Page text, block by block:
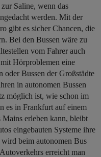
Saline, wenn das
werden. Mit der
gibt es sicher Chancen, die
Bei den Bussen wäre zu
vom Fahrer auch
Hörproblemen eine
Bussen der Großstädte
in autonomen Bussen
möglich ist, wie schon im
es in Frankfurt auf einem
Mains erleben kann, bleibt
eingebauten Systeme ihre
beim autonomen Bus
erreicht man